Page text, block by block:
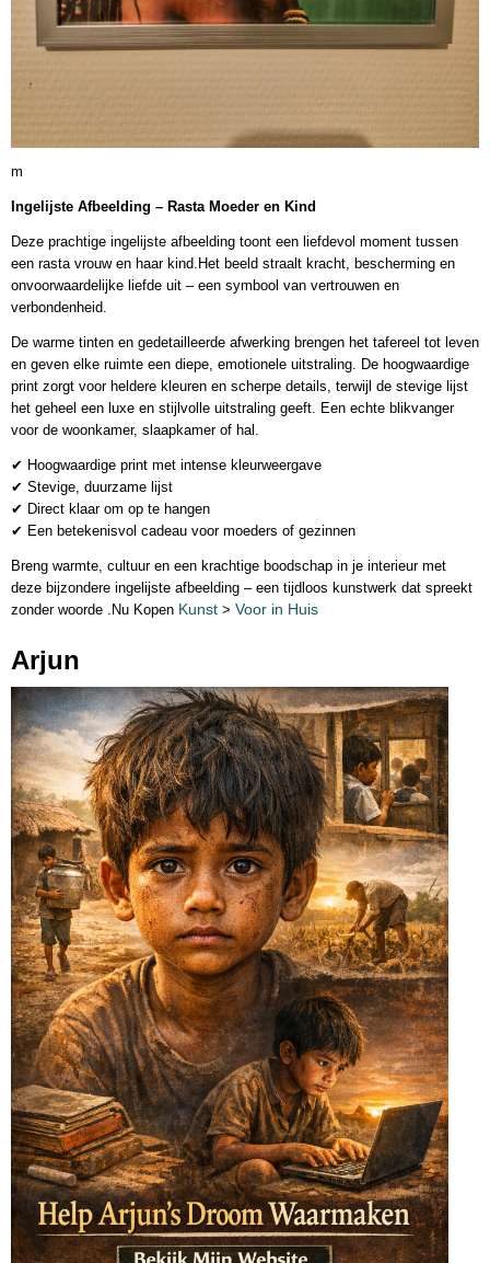
m
Ingelijste Afbeelding – Rasta Moeder en Kind
Deze prachtige ingelijste afbeelding toont een liefdevol moment tussen
een rasta vrouw en haar kind.Het beeld straalt kracht, bescherming en
onvoorwaardelijke liefde uit – een symbool van vertrouwen en
verbondenheid.
De warme tinten en gedetailleerde afwerking brengen het tafereel tot leven
en geven elke ruimte een diepe, emotionele uitstraling. De hoogwaardige
print zorgt voor heldere kleuren en scherpe details, terwijl de stevige lijst
het geheel een luxe en stijlvolle uitstraling geeft. Een echte blikvanger
voor de woonkamer, slaapkamer of hal.
✔ Hoogwaardige print met intense kleurweergave
✔ Stevige, duurzame lijst
✔ Direct klaar om op te hangen
✔ Een betekenisvol cadeau voor moeders of gezinnen
Breng warmte, cultuur en een krachtige boodschap in je interieur met
deze bijzondere ingelijste afbeelding – een tijdloos kunstwerk dat spreekt
zonder woorde .Nu Kopen Kunst > Voor in Huis
Arjun